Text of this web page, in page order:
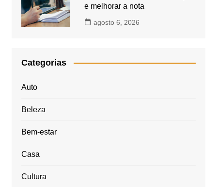
e melhorar a nota
agosto 6, 2026
Categorias
Auto
Beleza
Bem-estar
Casa
Cultura